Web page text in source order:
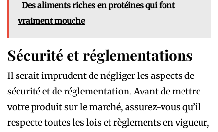
Des aliments riches en protéines qui font
vraiment mouche
Sécurité et réglementations
Il serait imprudent de négliger les aspects de
sécurité et de réglementation. Avant de mettre
votre produit sur le marché, assurez-vous qu’il
respecte toutes les lois et règlements en vigueur,